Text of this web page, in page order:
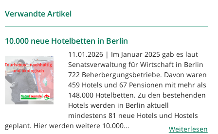
Verwandte Artikel
10.000 neue Hotelbetten in Berlin
11.01.2026 | Im Januar 2025 gab es laut
Senatsverwaltung für Wirtschaft in Berlin
722 Beherbergungsbetriebe. Davon waren
459 Hotels und 67 Pensionen mit mehr als
148.000 Hotelbetten. Zu den bestehenden
Hotels werden in Berlin aktuell
mindestens 81 neue Hotels und Hostels
geplant. Hier werden weitere 10.000...
Weiterlesen